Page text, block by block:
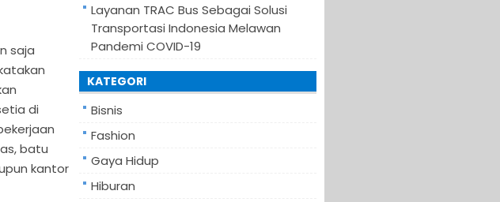
saja
di
batu
kantor
Layanan TRAC Bus Sebagai Solusi
Transportasi Indonesia Melawan
Pandemi COVID-19
KATEGORI
Bisnis
Fashion
Gaya Hidup
Hiburan